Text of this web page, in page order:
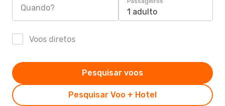
Quando? 1 adulto
Voos diretos
Pesquisar Voo + Hotel
Pesquisar voos